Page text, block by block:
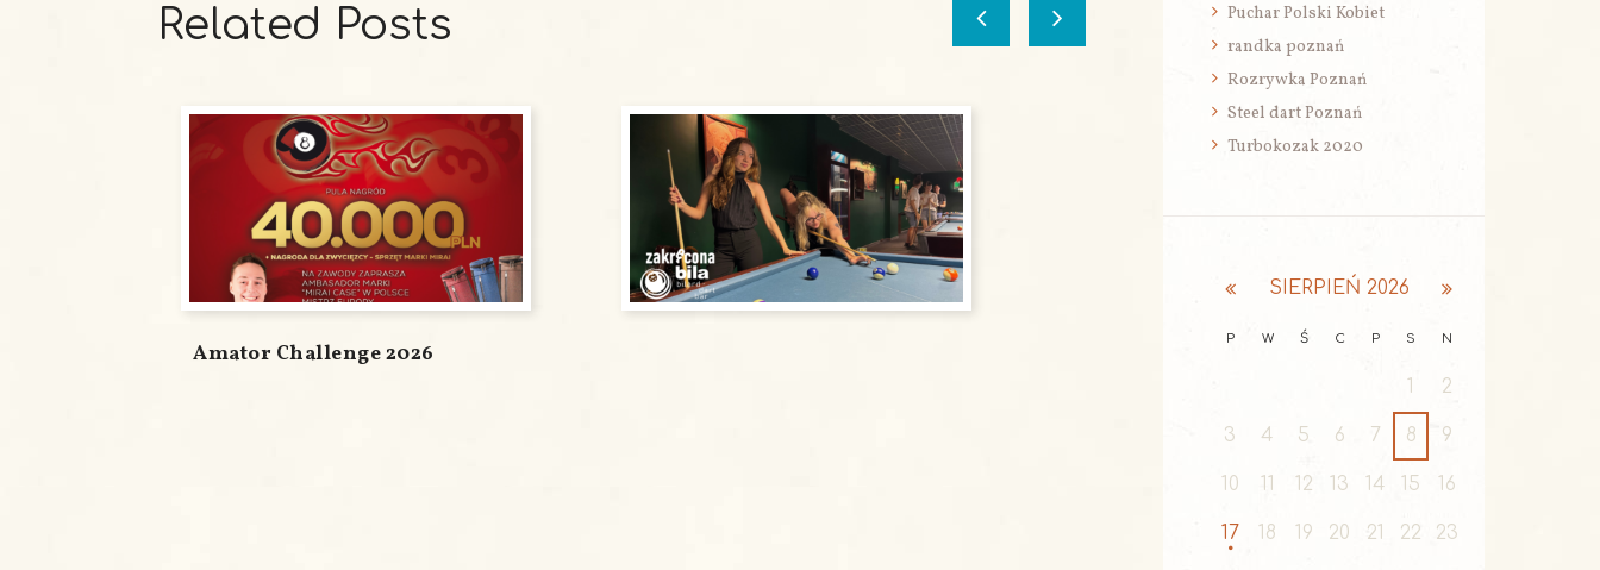
Related Posts
Amator Challenge 2026
Puchar Polski Kobiet
randka poznań
Rozrywka Poznań
Steel dart Poznań
Turbokozak 2020
SIERPIEŃ 2026
P W Ś C P S N
1 2
3 4 5 6 7 8 9
10 11 12 13 14 15 16
17 18 19 20 21 22 23